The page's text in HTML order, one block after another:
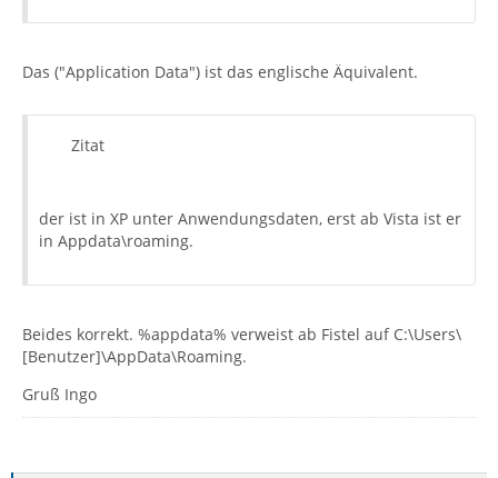
Das ("Application Data") ist das englische Äquivalent.
Zitat
der ist in XP unter Anwendungsdaten, erst ab Vista ist er
in Appdata\roaming.
Beides korrekt. %appdata% verweist ab Fistel auf C:\Users\
[Benutzer]\AppData\Roaming.
Gruß Ingo